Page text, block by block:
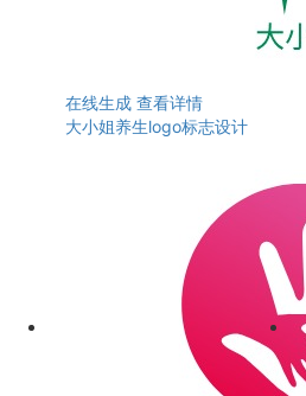
在线生成 查看详情
大小姐养生logo标志设计